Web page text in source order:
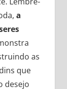
a
as
que
desejo